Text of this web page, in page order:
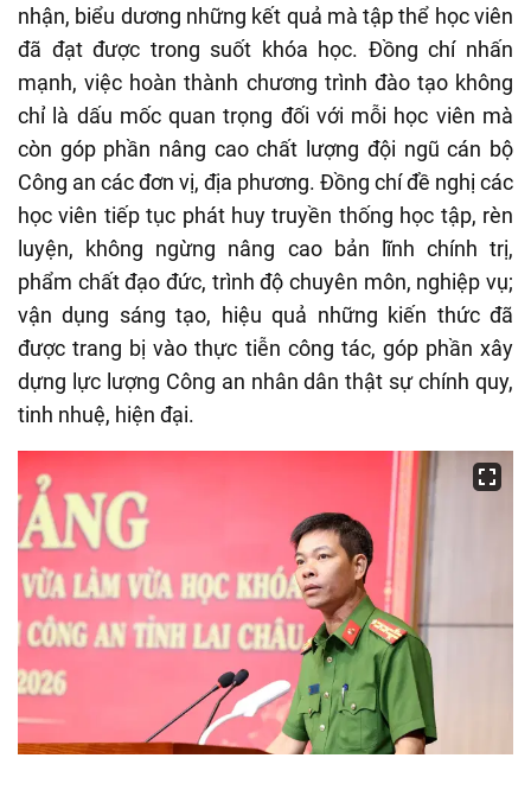
nhận, biểu dương những kết quả mà tập thể học viên
đã đạt được trong suốt khóa học. Đồng chí nhấn
mạnh, việc hoàn thành chương trình đào tạo không
chỉ là dấu mốc quan trọng đối với mỗi học viên mà
còn góp phần nâng cao chất lượng đội ngũ cán bộ
Công an các đơn vị, địa phương. Đồng chí đề nghị các
học viên tiếp tục phát huy truyền thống học tập, rèn
luyện, không ngừng nâng cao bản lĩnh chính trị,
phẩm chất đạo đức, trình độ chuyên môn, nghiệp vụ;
vận dụng sáng tạo, hiệu quả những kiến thức đã
được trang bị vào thực tiễn công tác, góp phần xây
dựng lực lượng Công an nhân dân thật sự chính quy,
tinh nhuệ, hiện đại.